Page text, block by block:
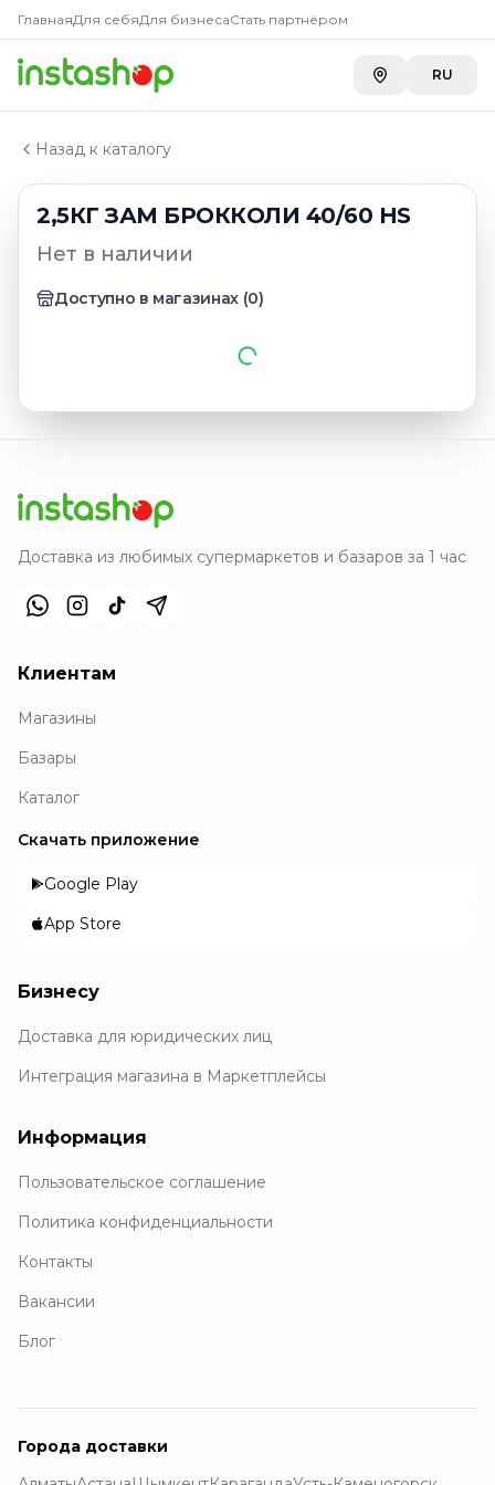
ГлавнаяДля себяДля бизнесаСтать партнёром
RU
Назад к каталогу
2,5КГ ЗАМ БРОККОЛИ 40/60 HS
Нет в наличии
Доступно в магазинах (0)
Главная
Каталог
Овощи замороженные и сушеные
2,5КГ ЗАМ БРОККОЛИ 40/60 HS
Доставка из любимых супермаркетов и базаров за 1 час
Клиентам
Магазины
Базары
Каталог
Скачать приложение
Google Play
App Store
Бизнесу
Доставка для юридических лиц
Интеграция магазина в Маркетплейсы
Информация
Пользовательское соглашение
Политика конфиденциальности
Контакты
Вакансии
Блог
Города доставки